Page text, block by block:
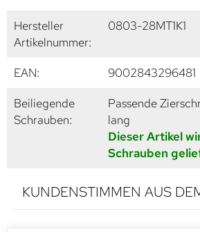
Hersteller
Artikelnummer:
0803-28MT1K1
EAN:
9002843296481
Beiliegende
Schrauben:
Passende
lang
Dieser Artikel
Schrauben
KUNDENSTIMMEN AUS